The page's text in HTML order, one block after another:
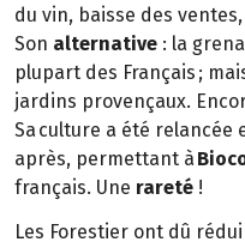
du vin, baisse des
Son alternative : la
plupart des Français ;
jardins provençaux.
Sa culture a été relancée
après, permettant à
français. Une rareté !
Les Forestier ont dû